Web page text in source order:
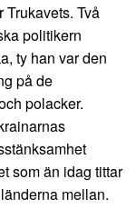
Trukavets. Två
politikern
ty han var den
på de
polacker.
som än idag tittar
mellan.